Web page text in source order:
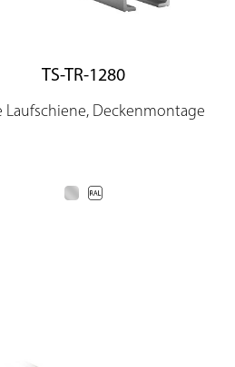
TS-TR-1280
Laufschiene, Deckenmontage